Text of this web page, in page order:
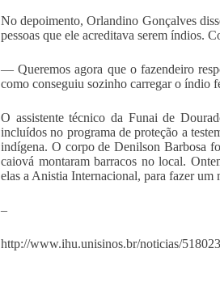
No depoimento, Orlandino Gonçalves
pessoas que ele acreditava serem índios.
— Queremos agora que o fazendeiro
como conseguiu sozinho carregar o
O assistente técnico da Funai de
incluídos no programa de proteção a
indígena. O corpo de Denilson Barbosa
caiová montaram barracos no local.
elas a Anistia Internacional, para fazer um
–
http://www.ihu.unisinos.br/noticias/